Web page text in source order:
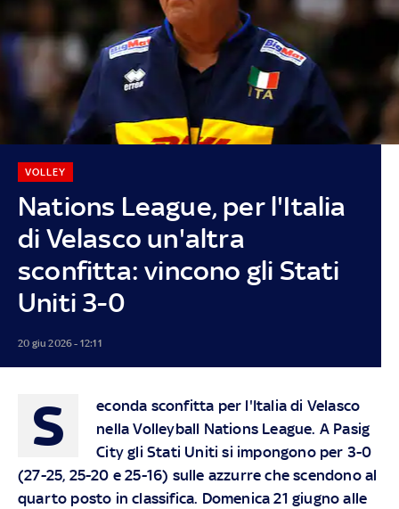
Nations League, per l'Italia
di Velasco un'altra
sconfitta: vincono gli Stati
Uniti 3-0
VOLLEY
20 giu 2026 - 12:11
S
econda sconfitta per l'Italia di Velasco
nella Volleyball Nations League. A Pasig
City gli Stati Uniti si impongono per 3-0
(27-25, 25-20 e 25-16) sulle azzurre che scendono al
quarto posto in classifica. Domenica 21 giugno alle